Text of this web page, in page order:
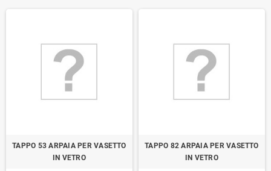
TAPPO 53 ARPAIA PER VASETTO
IN VETRO
TAPPO 82 ARPAIA PER VASETTO
IN VETRO